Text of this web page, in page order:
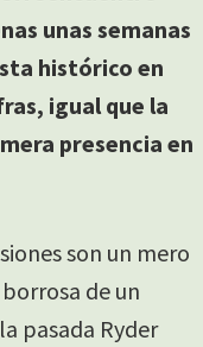
unas semanas
histórico en
igual que la
presencia en
son un mero
de un
pasada Ryder